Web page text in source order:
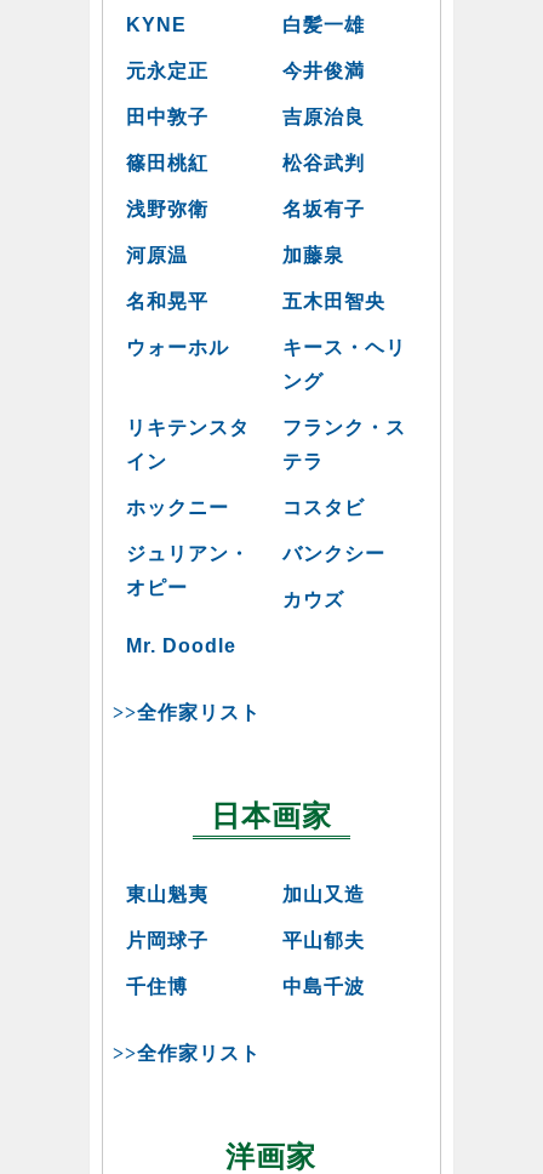
KYNE 白髪一雄
元永定正 今井俊満
田中敦子 吉原治良
篠田桃紅 松谷武判
浅野弥衛 名坂有子
河原温 加藤泉
名和晃平 五木田智央
ウォーホル
キース・ヘリ
ング
リキテンスタ
イン
フランク・ス
テラ
ホックニー コスタビ
ジュリアン・
オピー
バンクシー
カウズ
Mr. Doodle
>>全作家リスト
日本画家
東山魁夷 加山又造
片岡球子 平山郁夫
千住博 中島千波
>>全作家リスト
洋画家